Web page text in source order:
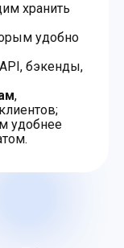
хранить
удобно
бэкенды,
,
удобнее